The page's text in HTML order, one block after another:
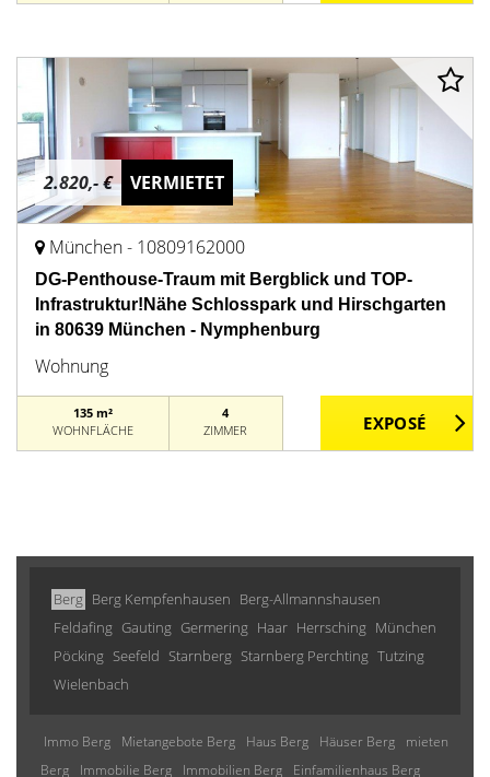
2.820,- € VERMIETET
München - 10809162000
DG-Penthouse-Traum mit Bergblick und TOP-
Infrastruktur!Nähe Schlosspark und Hirschgarten
in 80639 München - Nymphenburg
Wohnung
135 m²
WOHNFLÄCHE
4
ZIMMER
Berg Berg Kempfenhausen Berg-Allmannshausen
Feldafing Gauting Germering Haar Herrsching München
Pöcking Seefeld Starnberg Starnberg Perchting Tutzing
Wielenbach
Immo Berg Mietangebote Berg Haus Berg Häuser Berg
mieten
Berg
Immobilie Berg Immobilien Berg Einfamilienhaus Berg